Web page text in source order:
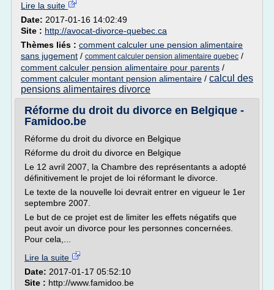
Lire la suite
Date: 2017-01-16 14:02:49
Site : http://avocat-divorce-quebec.ca
Thèmes liés : comment calculer une pension alimentaire
sans jugement / comment calculer pension alimentaire quebec /
comment calculer pension alimentaire pour parents /
comment calculer montant pension alimentaire / calcul des
pensions alimentaires divorce
Réforme du droit du divorce en Belgique -
Famidoo.be
Réforme du droit du divorce en Belgique
Réforme du droit du divorce en Belgique
Le 12 avril 2007, la Chambre des représentants a adopté
définitivement le projet de loi réformant le divorce.
Le texte de la nouvelle loi devrait entrer en vigueur le 1er
septembre 2007.
Le but de ce projet est de limiter les effets négatifs que
peut avoir un divorce pour les personnes concernées.
Pour cela,...
Lire la suite
Date: 2017-01-17 05:52:10
Site : http://www.famidoo.be